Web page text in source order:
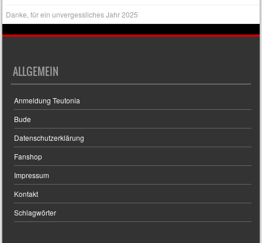
Danke, für ein unvergessliches Jahr 2025
ALLGEMEIN
Anmeldung Teutonia
Bude
Datenschutzerklärung
Fanshop
Impressum
Kontakt
Schlagwörter